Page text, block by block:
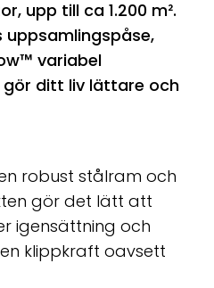
upp till ca 1.200 m².
uppsamlingspåse,
variabel
gör ditt liv lättare och
robust stålram och
gör det lätt att
igensättning och
klippkraft oavsett